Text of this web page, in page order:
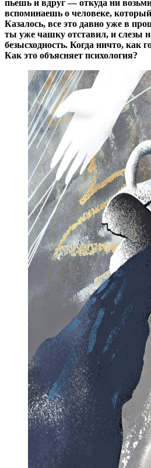
пьешь и вдруг — откуда ни
вспоминаешь о человеке,
Казалось, все это давно уже в
ты уже чашку отставил, и слезы
безысходность. Когда ничто, как
Как это объясняет психология?